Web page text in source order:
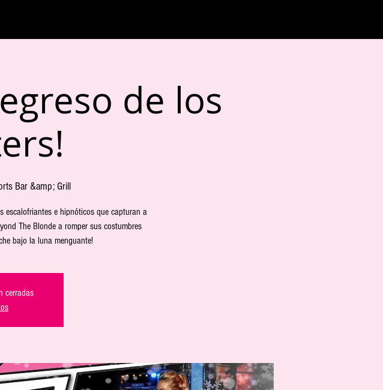
de los
Bar &amp; Grill
escalofriantes e hipnóticos que capturan a
The Blonde a romper sus costumbres
bajo la luna menguante!
cerradas